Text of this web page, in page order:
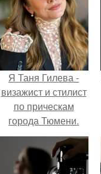
Я Таня Гилева -
визажист и стилист
по прическам
города Тюмени.